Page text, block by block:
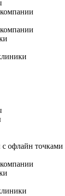
офлайн точками